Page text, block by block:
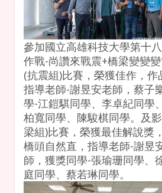
參加國立高雄科技大學第十
作戰-尚讚來戰震+橋梁變變
(抗震組)比賽，榮獲佳作，作
指導老師-謝昱安老師，蔡子
學-江鎧騏同學、李卓紀同學
柏寬同學、陳駿棋同學。及
梁組)比賽，榮獲最佳解說獎
橋頭自然直，指導老師-謝昱
師，獲獎同學-張瑜珊同學、
庭同學、蔡若琳同學。